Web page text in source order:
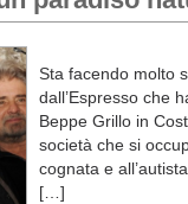
Sta facendo molto
dall’Espresso che
Beppe Grillo in
società che si
cognata e
[…]